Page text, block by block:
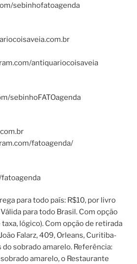
sebinhofatoagenda
antiquariocoisaveia
sebinhoFATOagenda
fatoagenda/
para todo país: R$10, por livro
para todo Brasil. Com opção
lógico). Com opção de retirada
Falarz, 409, Orleans, Curitiba-
do sobrado amarelo. Referência:
amarelo, o Restaurante